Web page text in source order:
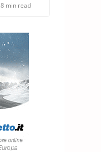
8 min read